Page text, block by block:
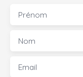
Prénom
Nom
Email